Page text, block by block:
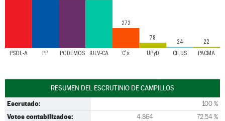
PSOE-A PP PODEMOS IULV-CA C's UPyD CILUS PACMA
272
78
24 22
RESUMEN DEL ESCRUTINIO DE CAMPILLOS
Escrutado: 100 %
Votos contabilizados: 4.864 72,54 %